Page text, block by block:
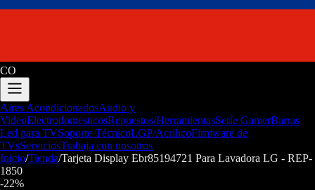
CO
Aires AcondicionadosAudio y
VideoElectrodomesticosRepuestos/HerramientasSeríe GamerBarras
Led para TVSoporte TécnicoLGP/AcrilicoFirmware de
TVsServiciosTrabaja con nosotros
Inicio/Tienda/Tarjeta Display Ebr85194721 Para Lavadora LG - REP-
1850
-22%